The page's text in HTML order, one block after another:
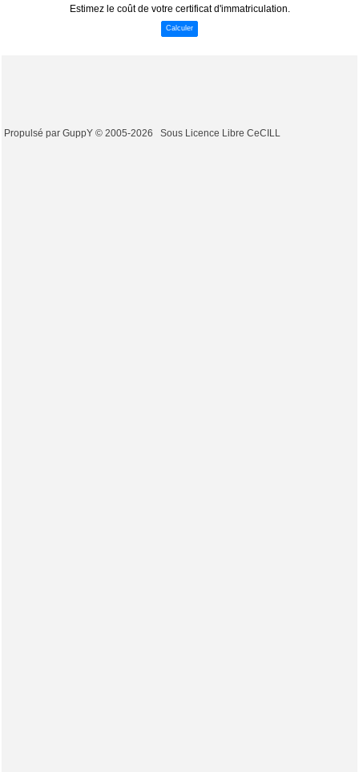
Estimez le coût de votre certificat d'immatriculation.
Calculer
Propulsé par GuppY © 2005-2026 Sous Licence Libre CeCILL